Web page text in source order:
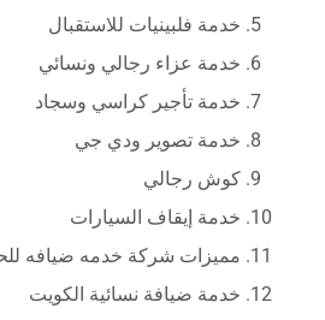
خدمة فلبينيات للاستقبال
خدمة عزاء رجالي ونسائي
خدمة تأجير كراسي وسجاد
خدمة تصوير ودي جي
كوش رجالي
خدمة إيقاف السيارات
مميزات شركة خدمه ضيافه
خدمة ضيافة نسائية الكويت